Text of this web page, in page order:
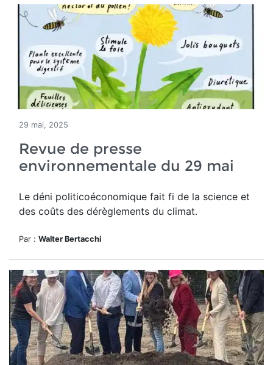
29 mai, 2025
Revue de presse
environnementale du 29 mai
Le déni politicoéconomique fait fi de la science et
des coûts des dérèglements du climat.
Par : Walter Bertacchi